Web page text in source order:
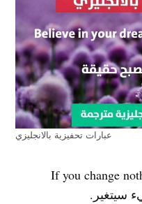
عبارات تحفيزية بالانجليزي
سيتغير.